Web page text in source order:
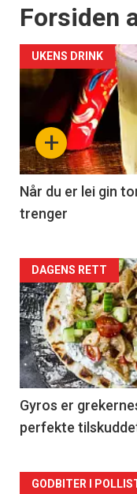
Forsiden
+
UKENS DRINK
Når du er lei gin
trenger
Forsiden
akkurat
nå
-
2
DAGENS RETT
Gyros er
perfekte
Forsiden
GODBITER I